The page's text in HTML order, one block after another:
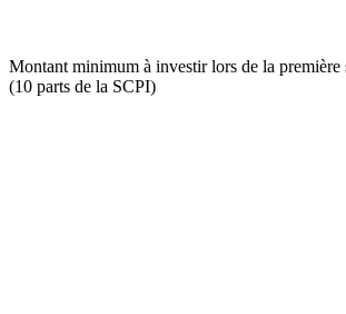
Montant minimum à investir lors de la première
(10 parts de la SCPI)